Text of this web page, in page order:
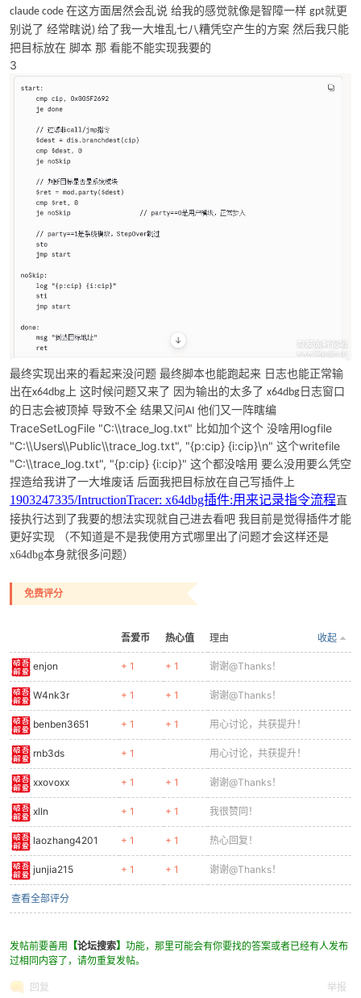
jie.
cn
claude code 在这方面居然会乱说 给我的感觉就像是智障一样 gpt就更
别说了 经常瞎说) 给了我一大堆乱七八糟凭空产生的方案 然后我只能
把目标放在 脚本 那 看能不能实现我要的
3
最终实现出来的看起来没问题 最终脚本也能跑起来 日志也能正常输
出在x64dbg 上 这时候问题又来了 因为输出的太多了 x64dbg 日志窗口
的日志会被顶掉 导致不全 结果又问 AI 他们又一阵瞎编
TraceSetLogFile "C:\\trace_log.txt" 比如加个这个 没啥用 logfile
"C:\\Users\\Public\\trace_log.txt", "{p:cip} {i:cip}\n" 这个writefile
"C:\\trace_log.txt", "{p:cip} {i:cip}" 这个都没啥用 要么没用要么凭空
捏造给我讲了一大堆废话 后面我把目标放在自己写插件上
1903247335/IntructionTracer: x64dbg插件:用来记录指令流程直
接执行达到了我要的想法实现就自己进去看吧 我目前是觉得插件才能
更好实现
（不知道是不是我使用方式哪里出了问题才会这样还是
x64dbg本身就很多问题）
免费评分
吾爱币 热心值 收起
理由
enjon + 1 + 1 谢谢@Thanks！
W4nk3r + 1 + 1 谢谢@Thanks！
benben3651 + 1 + 1 用心讨论，共获提升！
rnb3ds + 1 用心讨论，共获提升！
xxovoxx + 1 + 1 谢谢@Thanks！
xlln + 1 + 1 我很赞同！
laozhang4201 + 1 + 1 热心回复！
junjia215 + 1 + 1 谢谢@Thanks！
查看全部评分
发帖前要善用 【论坛搜索】 功能，那里可能会有你要找的答案或者已经有人发布
过相同内容了，请勿重复发帖。
回复 举报